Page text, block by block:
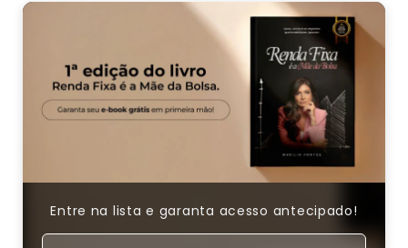
Entre na lista e garanta acesso antecipado!